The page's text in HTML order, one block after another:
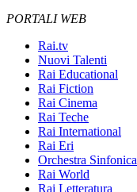
PORTALI WEB
Rai.tv
Nuovi Talenti
Rai Educational
Rai Fiction
Rai Cinema
Rai Teche
Rai International
Rai Eri
Orchestra Sinfonica
Rai World
Rai Letteratura